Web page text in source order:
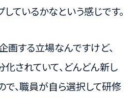
ているかなという感じです。
画する立場なんですけど、
されていて、どんどん新し
で、職員が自ら選択して研修